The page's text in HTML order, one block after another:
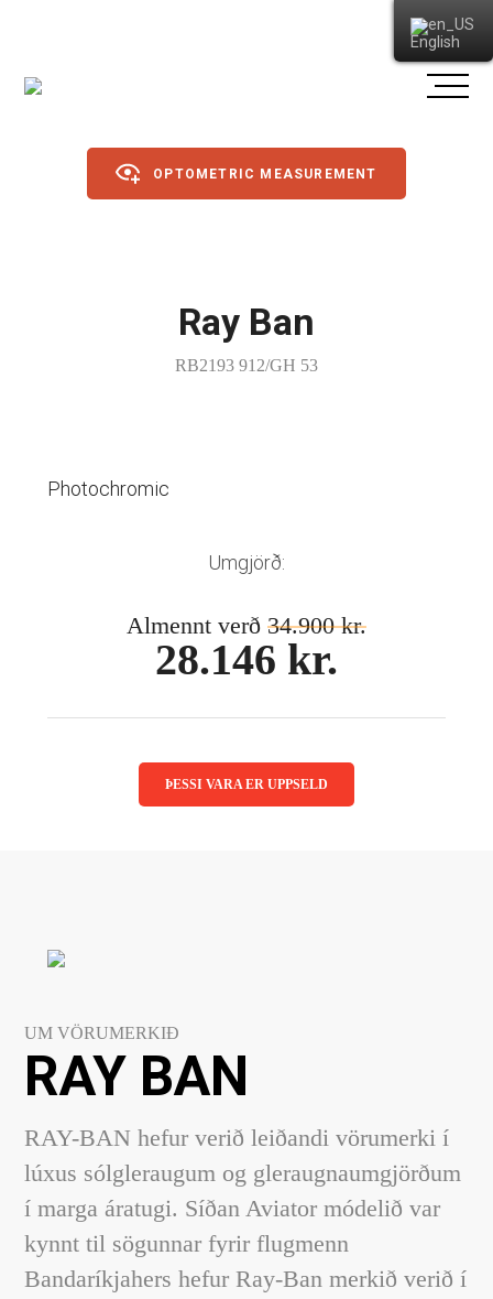
Mánaðarlinsur
Other
Augndropar/gervitár
Gleraugnaklútar og sprey
OPTOMETRIC MEASUREMENT
Ray Ban
RB2193 912/GH 53
Photochromic
Umgjörð:
Almennt verð 34.900 kr.
28.146 kr.
ÞESSI VARA ER UPPSELD
UM VÖRUMERKIÐ
RAY BAN
RAY-BAN hefur verið leiðandi vörumerki í
lúxus sólgleraugum og gleraugnaumgjörðum
í marga áratugi. Síðan Aviator módelið var
kynnt til sögunnar fyrir flugmenn
Bandaríkjahers hefur Ray-Ban merkið verið í
English